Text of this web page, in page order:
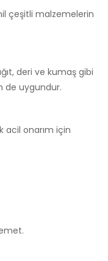
çeşitli malzemelerin
deri ve kumaş gibi
de uygundur.
acil onarım için